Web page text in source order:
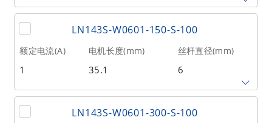
2 20 0.21
丝杆导程(mm) 丝杆长度(mm) 额定推力(N
@300RPM)
相数 转子惯量(g•cm²) 重量(kg)
2 20 0.21
LN143S-W0601-150-S-100
额定电流(A) 电机长度(mm) 丝杆直径(mm)
1 35.1 6
丝杆导程(mm) 丝杆长度(mm) 额定推力(N
@300RPM)
LN143S-W0601-300-S-100